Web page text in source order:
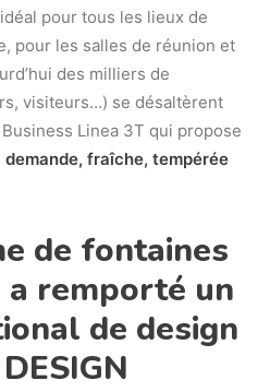
pour tous les lieux de
pour les salles de réunion et
des milliers de
visiteurs…) se désaltèrent
Linea 3T qui propose
fraîche, tempérée
de fontaines
a remporté un
de design